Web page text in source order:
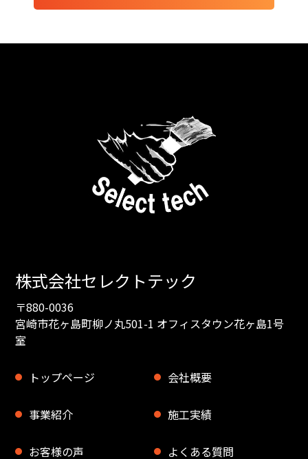
株式会社セレクトテック
〒880-0036
宮崎市花ヶ島町柳ノ丸501-1 オフィスタウン花ヶ島1号
室
トップページ 会社概要
事業紹介 施工実績
お客様の声 よくある質問